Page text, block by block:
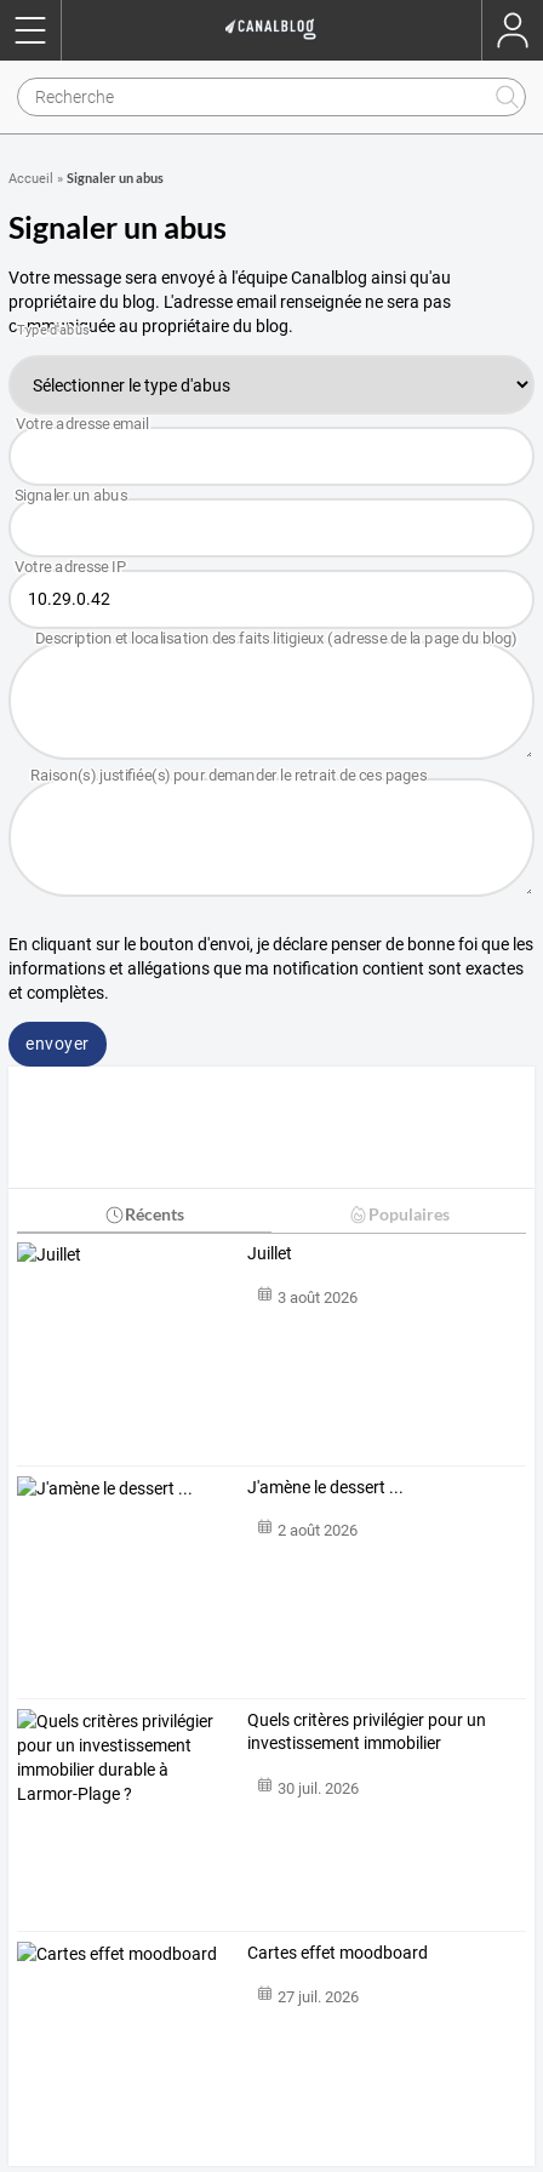
Accueil » Signaler un abus
Signaler un abus
Votre message sera envoyé à l'équipe Canalblog ainsi qu'au
propriétaire du blog. L'adresse email renseignée ne sera pas
communiquée au propriétaire du blog.
En cliquant sur le bouton d'envoi, je déclare penser de bonne foi que les
informations et allégations que ma notification contient sont exactes
et complètes.
envoyer
Récents Populaires
Juillet
3 août 2026
J'amène le dessert ...
2 août 2026
Quelscritères privilégier pour un
investissement immobilier
30 juil. 2026
Cartes effet moodboard
27 juil. 2026